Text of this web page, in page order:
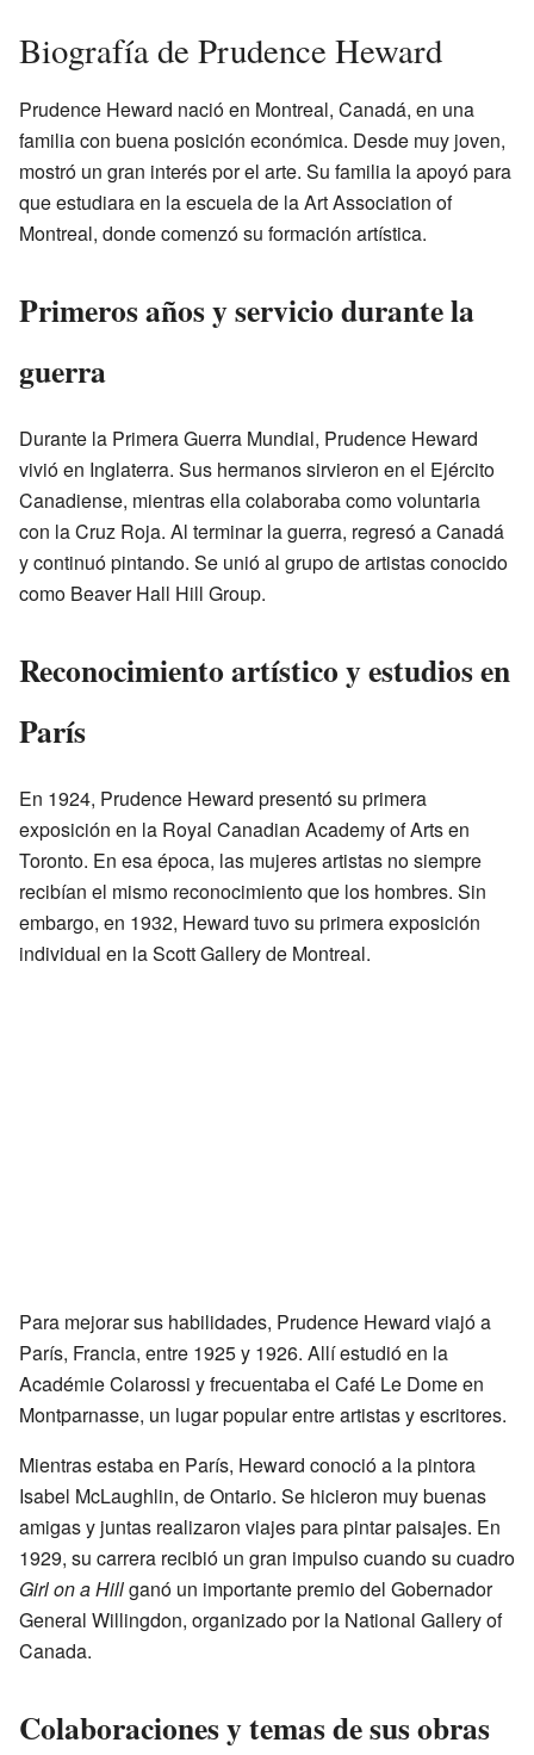
Biografía de Prudence Heward
Prudence Heward nació en Montreal, Canadá, en una
familia con buena posición económica. Desde muy joven,
mostró un gran interés por el arte. Su familia la apoyó para
que estudiara en la escuela de la Art Association of
Montreal, donde comenzó su formación artística.
Primeros años y servicio durante la
guerra
Durante la Primera Guerra Mundial, Prudence Heward
vivió en Inglaterra. Sus hermanos sirvieron en el Ejército
Canadiense, mientras ella colaboraba como voluntaria
con la Cruz Roja. Al terminar la guerra, regresó a Canadá
y continuó pintando. Se unió al grupo de artistas conocido
como Beaver Hall Hill Group.
Reconocimiento artístico y estudios en
París
En 1924, Prudence Heward presentó su primera
exposición en la Royal Canadian Academy of Arts en
Toronto. En esa época, las mujeres artistas no siempre
recibían el mismo reconocimiento que los hombres. Sin
embargo, en 1932, Heward tuvo su primera exposición
individual en la Scott Gallery de Montreal.
Para mejorar sus habilidades, Prudence Heward viajó a
París, Francia, entre 1925 y 1926. Allí estudió en la
Académie Colarossi y frecuentaba el Café Le Dome en
Montparnasse, un lugar popular entre artistas y escritores.
Mientras estaba en París, Heward conoció a la pintora
Isabel McLaughlin, de Ontario. Se hicieron muy buenas
amigas y juntas realizaron viajes para pintar paisajes. En
1929, su carrera recibió un gran impulso cuando su cuadro
Girl on a Hillganó un importante premio del Gobernador
General Willingdon, organizado por la National Gallery of
Canada.
Colaboraciones y temas de sus obras